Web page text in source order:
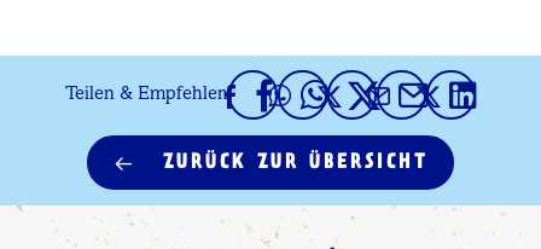
ZURÜCK ZUR ÜBERSICHT
Teilen & Empfehlen